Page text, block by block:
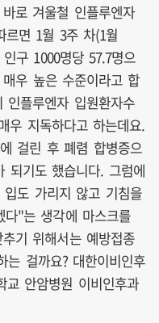
로 겨울철 인플루엔자
르면 1월 3주 차(1월
구 1000명당 57.7명으
우 높은 수준이라고 합
플루엔자 입원환자수
우 지독하다고 하는데요.
걸린 후 폐렴 합병증으
되기도 했습니다. 그럼에
도 가리지 않고 기침을
"는 생각에 마스크를
기 위해서는 예방접종
걸까요? 대한이비인후
교 안암병원 이비인후과